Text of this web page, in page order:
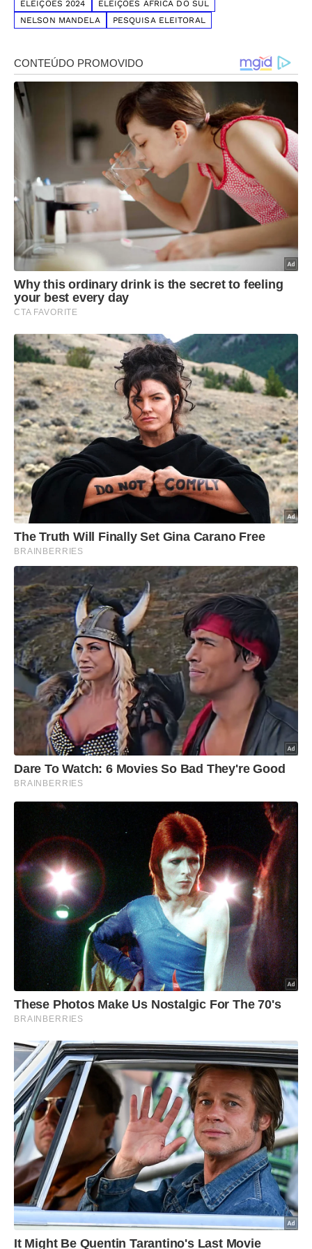
ELEIÇÕES 2024
ELEIÇÕES ÁFRICA DO SUL
NELSON MANDELA
PESQUISA ELEITORAL